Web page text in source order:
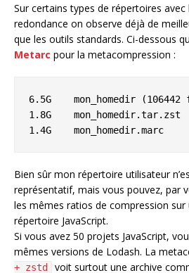
Sur certains types de répertoires avec
redondance on observe déjà de
que les outils standards. Ci-dessous
Metarc pour la metacompression :
6.5G	mon_homedir (106442 fichiers, essentiellement des repos git)
1.8G	mon_homedir.tar.zst  72.3% de compression
Bien sûr mon répertoire utilisateur
représentatif, mais vous pouvez, par
les mêmes ratios de compression sur
répertoire JavaScript.
Si vous avez 50 projets JavaScript,
mêmes versions de Lodash. La
+ zstd
voit surtout une archive